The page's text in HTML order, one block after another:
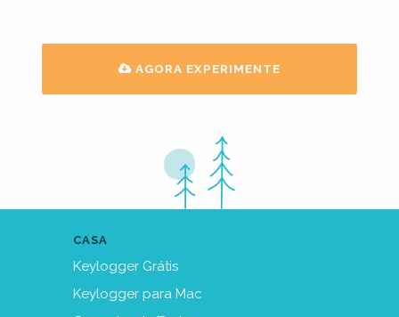
AGORA EXPERIMENTE
CASA
Keylogger Grátis
Keylogger para Mac